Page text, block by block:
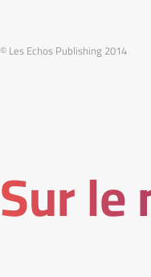
© Les Echos Publishing 2014
Sur